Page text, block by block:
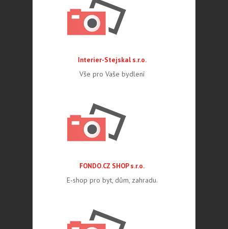
Interier-Stejskal s.r.o.
Vše pro Vaše bydlení
FONDO.CZ SHOP s.r.o.
E-shop pro byt, dům, zahradu.